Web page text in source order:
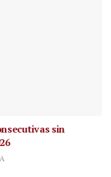
sin